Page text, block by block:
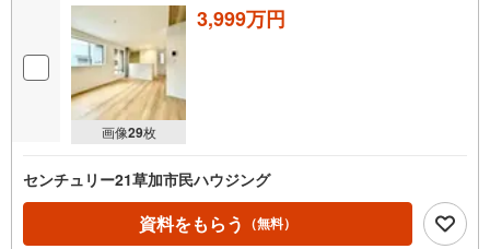
画像29枚
3,999万円
センチュリー21草加市民ハウジング
資料をもらう （無料）